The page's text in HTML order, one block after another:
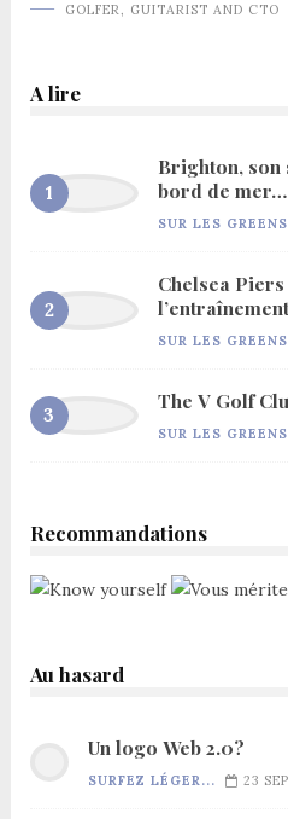
GOLFER, GUITARIST AND CTO
A lire
Brighton, son
bord de mer…
SUR LES
Chelsea
SUR LES
The V Golf
SUR LES
Recommandations
Au hasard
Un logo Web 2.0?
SURFEZ LÉGER... 23